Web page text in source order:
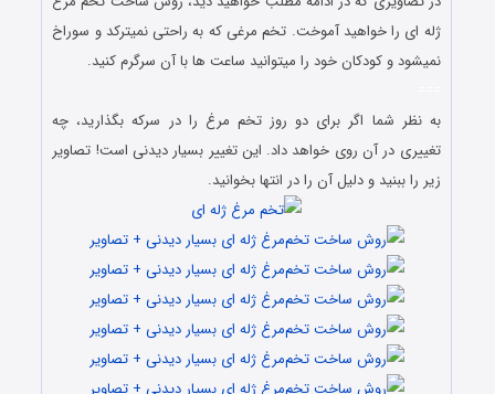
ژله ای را خواهید آموخت. تخم مرغی که به راحتی نمیترکد و سوراخ
نمیشود و کودکان خود را میتوانید ساعت ها با آن سرگرم کنید.
به نظر شما اگر برای دو روز تخم مرغ را در سرکه بگذارید،‌ چه
تغییری در آن روی خواهد داد. این تغییر بسیار دیدنی است! تصاویر
زیر را ببنید و دلیل آن را در انتها بخوانید.